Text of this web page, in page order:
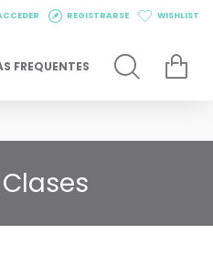
REGISTRARSE WISHLIST
FREQUENTES